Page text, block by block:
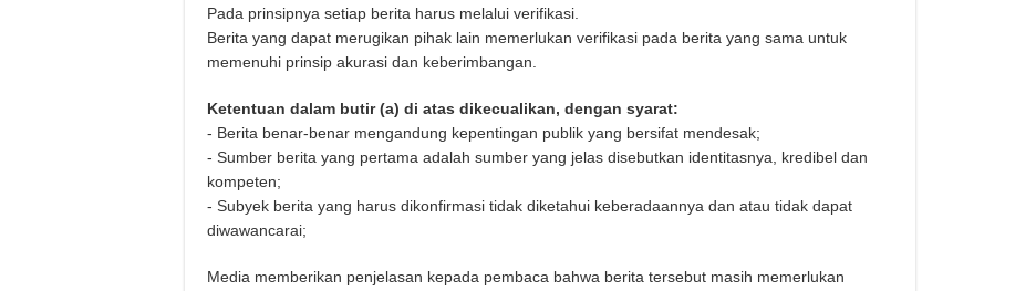
Pada prinsipnya setiap berita harus melalui verifikasi.
Berita yang dapat merugikan pihak lain memerlukan verifikasi pada berita yang sama untuk
memenuhi prinsip akurasi dan keberimbangan.
Ketentuan dalam butir (a) di atas dikecualikan, dengan syarat:
- Berita benar-benar mengandung kepentingan publik yang bersifat mendesak;
- Sumber berita yang pertama adalah sumber yang jelas disebutkan identitasnya, kredibel dan
kompeten;
- Subyek berita yang harus dikonfirmasi tidak diketahui keberadaannya dan atau tidak dapat
diwawancarai;
Media memberikan penjelasan kepada pembaca bahwa berita tersebut masih memerlukan